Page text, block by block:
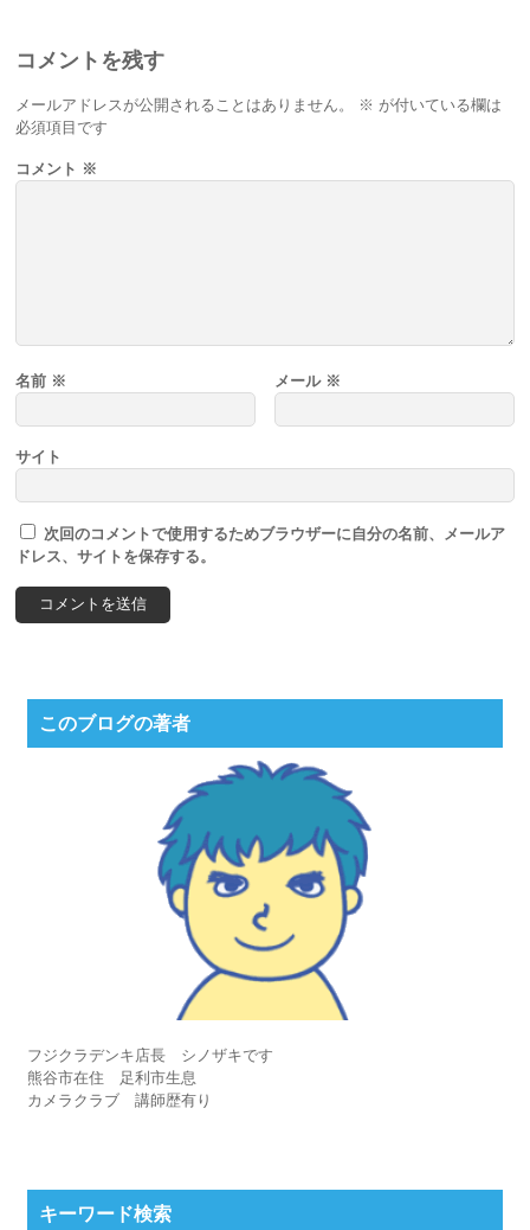
コメントを残す
メールアドレスが公開されることはありません。 ※ が付いている欄は
必須項目です
コメント ※
名前 ※ メール ※
サイト
次回のコメントで使用するためブラウザーに自分の名前、メールア
ドレス、サイトを保存する。
このブログの著者
フジクラデンキ店長 シノザキです
熊谷市在住 足利市生息
カメラクラブ 講師歴有り
キーワード検索